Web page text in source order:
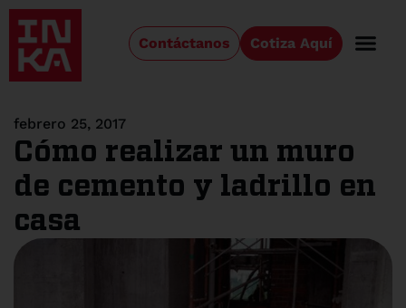
Cotiza Aquí
Contáctanos
febrero 25, 2017
Cómo realizar un muro
de cemento y ladrillo en
casa